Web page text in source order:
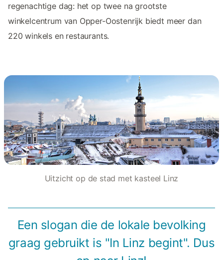
regenachtige dag: het op twee na grootste
winkelcentrum van Opper-Oostenrijk biedt meer dan
220 winkels en restaurants.
Uitzicht op de stad met kasteel Linz
Een slogan die de lokale bevolking
graag gebruikt is "In Linz begint". Dus